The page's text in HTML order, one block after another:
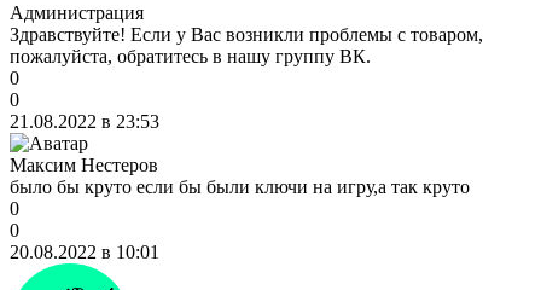
Администрация
Здравствуйте! Если у Вас возникли проблемы с товаром,
пожалуйста, обратитесь в нашу группу ВК.
0
0
21.08.2022 в 23:53
Максим Нестеров
было бы круто если бы были ключи на игру,а так круто
0
0
20.08.2022 в 10:01